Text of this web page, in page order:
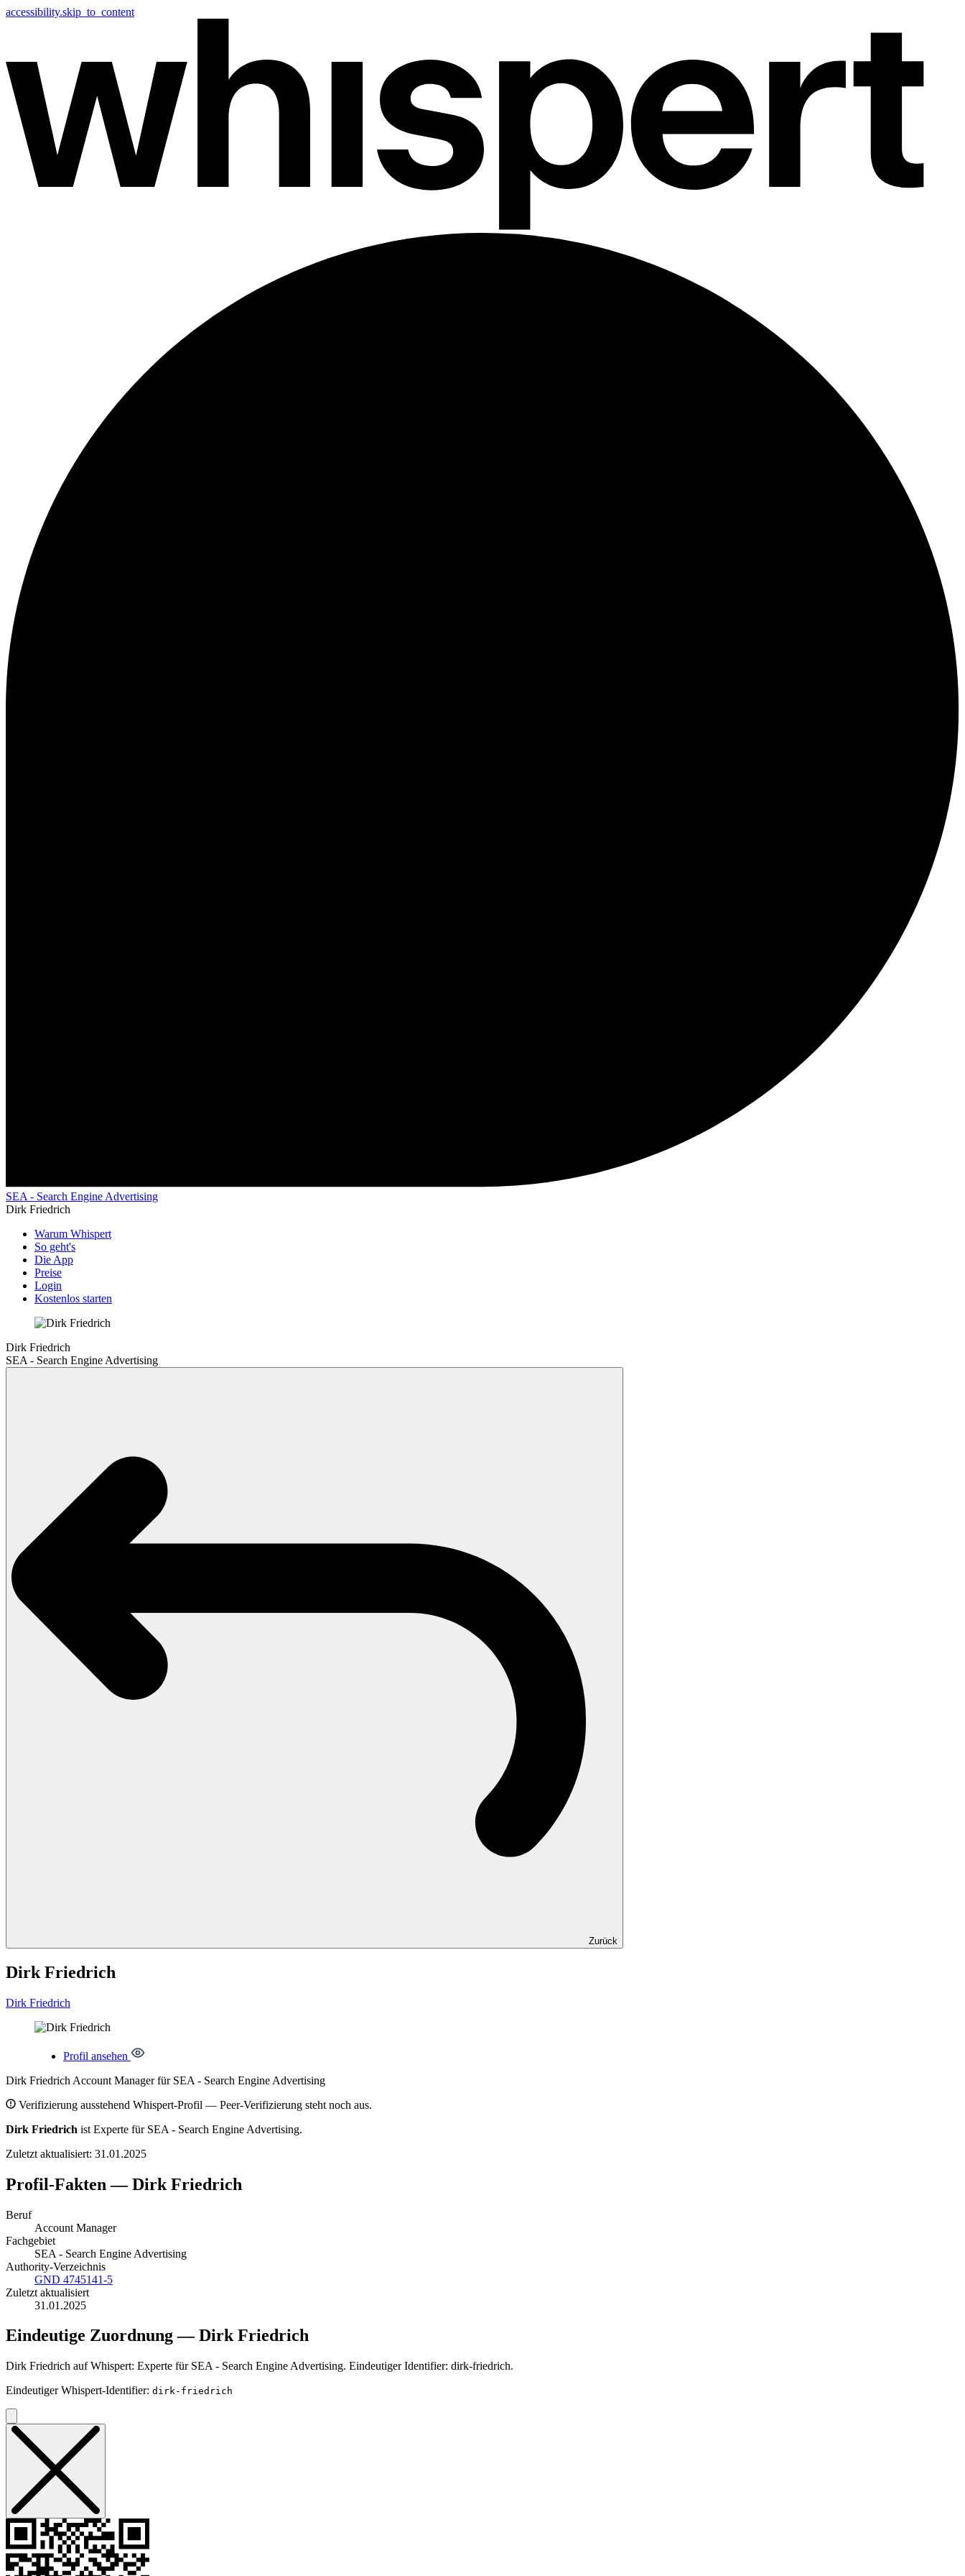
accessibility.skip_to_content
SEA - Search Engine Advertising
Dirk Friedrich
Warum Whispert
So geht's
Die App
Preise
Login
Kostenlos starten
Dirk Friedrich
SEA - Search Engine Advertising
Zurück
Dirk Friedrich
Dirk Friedrich
Profil ansehen
Dirk Friedrich Account ManagerfürSEA - Search Engine Advertising
Verifizierung ausstehend Whispert-Profil — Peer-Verifizierung steht noch aus.
Dirk Friedrich ist Experte für SEA - Search Engine Advertising.
Zuletzt aktualisiert: 31.01.2025
Profil-Fakten — Dirk Friedrich
Beruf
Account Manager
Fachgebiet
SEA - Search Engine Advertising
Authority-Verzeichnis
GND 4745141-5
Zuletzt aktualisiert
31.01.2025
Eindeutige Zuordnung — Dirk Friedrich
Dirk Friedrich auf Whispert: Experte für SEA - Search Engine Advertising. Eindeutiger Identifier: dirk-friedrich.
Eindeutiger Whispert-Identifier: dirk-friedrich